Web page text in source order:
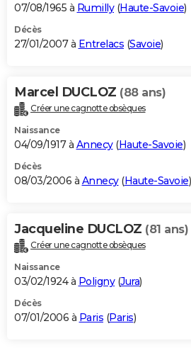
07/08/1965 à Rumilly(Haute-Savoie)
Décès
27/01/2007 à Entrelacs (Savoie)
Marcel DUCLOZ (88 ans)
Créer une cagnotte obsèques
Naissance
04/09/1917 à Annecy(Haute-Savoie)
Décès
08/03/2006 à Annecy(Haute-Savoie)
Jacqueline DUCLOZ (81 ans)
Créer une cagnotte obsèques
Naissance
03/02/1924 à Poligny(Jura)
Décès
07/01/2006 à Paris (Paris)